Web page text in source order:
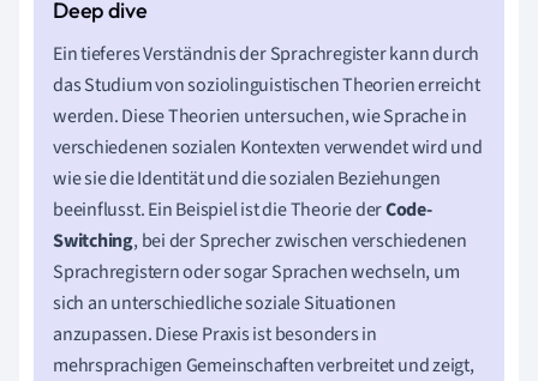
Ein tieferes Verständnis der Sprachregister kann durch
das Studium von soziolinguistischen Theorien erreicht
werden. Diese Theorien untersuchen, wie Sprache in
verschiedenen sozialen Kontexten verwendet wird und
wie sie die Identität und die sozialen Beziehungen
beeinflusst. Ein Beispiel ist die Theorie derCode-
Switching, bei der Sprecher zwischen verschiedenen
Sprachregistern oder sogar Sprachen wechseln, um
sich an unterschiedliche soziale Situationen
anzupassen. Diese Praxis ist besonders in
mehrsprachigen Gemeinschaften verbreitet und zeigt,